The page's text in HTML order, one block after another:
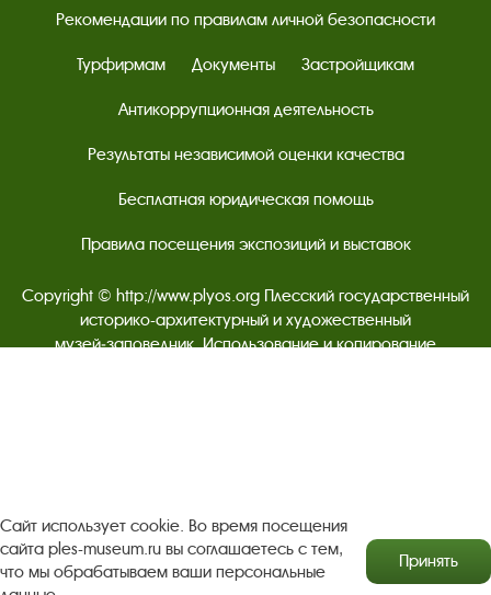
Рекомендации по правилам личной безопасности
Турфирмам Документы Застройщикам
Антикоррупционная деятельность
Результаты независимой оценки качества
Бесплатная юридическая помощь
Правила посещения экспозиций и выставок
Copyright © http://www.plyos.org Плесский государственный
историко-архитектурный и художественный
музей‑заповедник. Использование и копирование
Политика конфиденциальности
Сайт использует cookie. Во время посещения
сайта ples-museum.ru вы соглашаетесь с тем,
что мы обрабатываем ваши персональные
Принять